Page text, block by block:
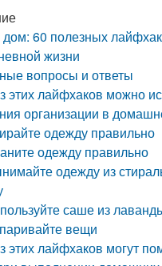
дом: 60 полезных
жизни
вопросы и ответы
этих лайфхаков можно
организации в
одежду правильно
одежду правильно
одежду из
саше из
вещи
этих лайфхаков могут